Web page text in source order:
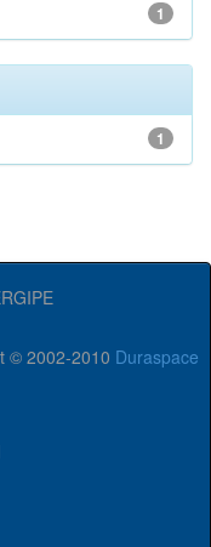
1
1
© 2002-2010 Duraspace